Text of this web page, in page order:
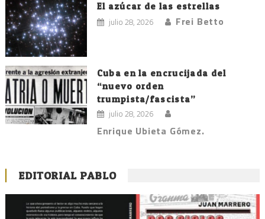
El azúcar de las estrellas
julio 28, 2026 Frei Betto
Cuba en la encrucijada del
“nuevo orden
trumpista/fascista”
julio 28, 2026
Enrique Ubieta Gómez.
EDITORIAL PABLO